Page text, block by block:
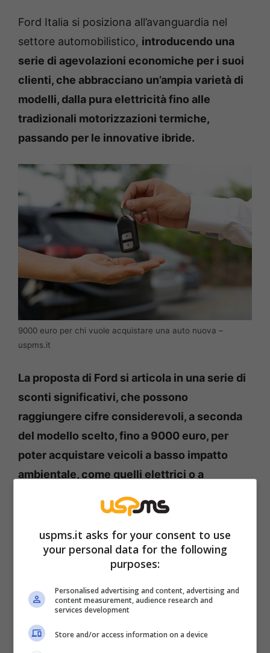
Ford Italia si posiziona all’avanguardia nel
settore automobilistico, introducendo una
serie di agevolazioni economiche per i suoi
clienti, che abbracciano un’ampia varietà di
modelli, dalla pura elettricità fino alle
tradizionali motorizzazioni termiche,
passando per le innovative ibride.
9000 euro per chi vuole acquistare una auto nuova –
uspms.it
La proposta di Ford si articola in una serie di
sconti significativi, che possono
raggiungere cifre considerevoli, a seconda
del modello scelto, fino a 9000 euro, per
poter acquistare veicoli a basso impatto
ambientale, come quelli elettrici o a
motorizzazioni ibride o termiche.
di veicoli interessata da queste agevolazioni è
vasta e comprende modelli di punta come la
Mustang Mach-e, l’elegante Capri,
l’avventuroso Explorer, il versatile Puma Gen-
E ed il pratico E-Tourneo Courier.
Per chi cerca soluzioni ibride o termiche, Ford
propone modelli quali Kuga, Puma e Tourneo
uspms.it asks for your consent to use
your personal data for the following
purposes:
Personalised advertising and content, advertising and
content measurement, audience research and
services development
Store and/or access information on a device